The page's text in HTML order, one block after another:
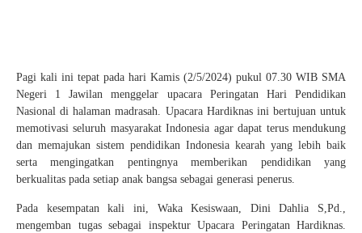
Pagi kali ini tepat pada hari Kamis (2/5/2024) pukul 07.30 WIB SMA
Negeri 1 Jawilan menggelar upacara Peringatan Hari Pendidikan
Nasional di halaman madrasah. Upacara Hardiknas ini bertujuan untuk
memotivasi seluruh masyarakat Indonesia agar dapat terus mendukung
dan memajukan sistem pendidikan Indonesia kearah yang lebih baik
serta mengingatkan pentingnya memberikan pendidikan yang
berkualitas pada setiap anak bangsa sebagai generasi penerus.
Pada kesempatan kali ini, Waka Kesiswaan, Dini Dahlia S,Pd.,
mengemban tugas sebagai inspektur Upacara Peringatan Hardiknas.